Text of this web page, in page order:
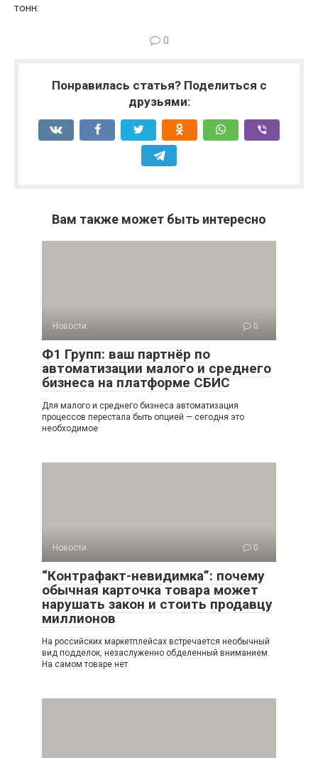
тонн:
0
Понравилась статья? Поделиться с
друзьями:
Вам также может быть интересно
Новости 0
Ф1 Групп: ваш партнёр по
автоматизации малого и среднего
бизнеса на платформе СБИС
Для малого и среднего бизнеса автоматизация
процессов перестала быть опцией — сегодня это
необходимое
Новости 0
“Контрафакт-невидимка”: почему
обычная карточка товара может
нарушать закон и стоить продавцу
миллионов
На российских маркетплейсах встречается необычный
вид подделок, незаслуженно обделенный вниманием.
На самом товаре нет